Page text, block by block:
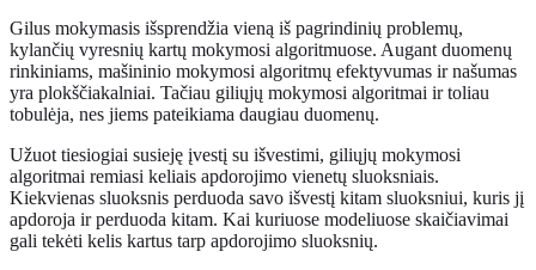
Gilus mokymasis išsprendžia vieną iš pagrindinių problemų,
kylančių vyresnių kartų mokymosi algoritmuose. Augant duomenų
rinkiniams, mašininio mokymosi algoritmų efektyvumas ir našumas
yra plokščiakalniai. Tačiau giliųjų mokymosi algoritmai ir toliau
tobulėja, nes jiems pateikiama daugiau duomenų.
Užuot tiesiogiai susieję įvestį su išvestimi, giliųjų mokymosi
algoritmai remiasi keliais apdorojimo vienetų sluoksniais.
Kiekvienas sluoksnis perduoda savo išvestį kitam sluoksniui, kuris jį
apdoroja ir perduoda kitam. Kai kuriuose modeliuose skaičiavimai
gali tekėti kelis kartus tarp apdorojimo sluoksnių.